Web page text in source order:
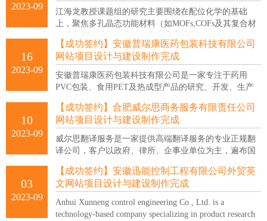
2023-09
江海龙教授课题组的研究主要围绕在配位化学的基础
上，聚焦多孔晶态功能材料（如MOFs,COFs及其复合材
学、晶体工程学、材料化学、纳米科技、催化化学以及能源化学等多
个领域。
16
2023-09
【成功签约】安徽普瑞康医药包装科技有限公司
网站项目设计与建设制作完成
安徽普瑞康医药包装科技有限公司是一家专注于药用
PVC包装、食用PET及热成型产品的研究、开发、生产
10
2023-09
【成功签约】合肥威尔思商务服务有限责任公司
网站项目设计与建设制作完成
威尔思翻译服务是一家提供高端翻译服务的专业正规翻
译公司，客户以政府、律所、企事业单位为主，遍布国
03
2023-09
【成功签约】安徽迅能控制工程有限公司外贸英
文网站项目设计与建设制作完成
Anhui Xunneng control engineering Co., Ltd. is a
technology-based company specializing in product research